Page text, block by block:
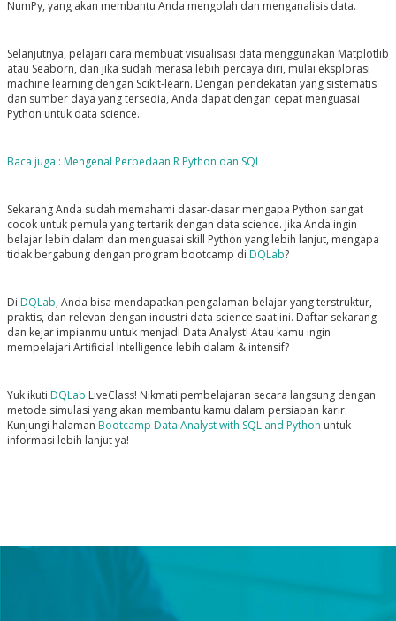
NumPy, yang akan membantu Anda mengolah dan menganalisis data.
Selanjutnya, pelajari cara membuat visualisasi data menggunakan Matplotlib
atau Seaborn, dan jika sudah merasa lebih percaya diri, mulai eksplorasi
machine learning dengan Scikit-learn. Dengan pendekatan yang sistematis
dan sumber daya yang tersedia, Anda dapat dengan cepat menguasai
Python untuk data science.
Baca juga : Mengenal Perbedaan R Python dan SQL
Sekarang Anda sudah memahami dasar-dasar mengapa Python sangat
cocok untuk pemula yang tertarik dengan data science. Jika Anda ingin
belajar lebih dalam dan menguasai skill Python yang lebih lanjut, mengapa
tidak bergabung dengan program bootcamp di DQLab?
Di DQLab, Anda bisa mendapatkan pengalaman belajar yang terstruktur,
praktis, dan relevan dengan industri data science saat ini. Daftar sekarang
dan kejar impianmu untuk menjadi Data Analyst! Atau kamu ingin
mempelajari Artificial Intelligence lebih dalam & intensif?
Yuk ikuti DQLab LiveClass! Nikmati pembelajaran secara langsung dengan
metode simulasi yang akan membantu kamu dalam persiapan karir.
Kunjungi halaman Bootcamp Data Analyst with SQL and Python untuk
informasi lebih lanjut ya!